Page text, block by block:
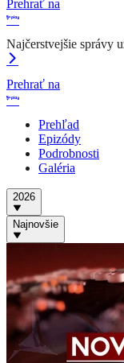
Prehrať na
Najčerstvejšie správy
Prehrať na
Prehľad
Epizódy
Podrobnosti
Galéria
2026
Najnovšie